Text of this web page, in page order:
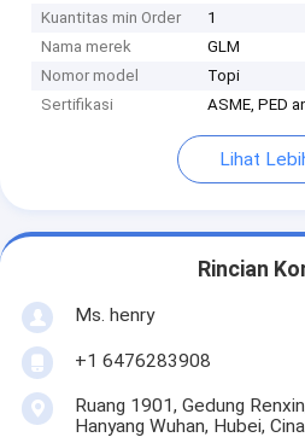
Kuantitas min Order
1
Nama merek
GLM
Nomor model
Topi
Sertifikasi
ASME, PED
Lihat
Rincian
Ms. henry
+1 6476283908
Ruang 1901, Gedung
Hanyang Wuhan, Hubei, Cina